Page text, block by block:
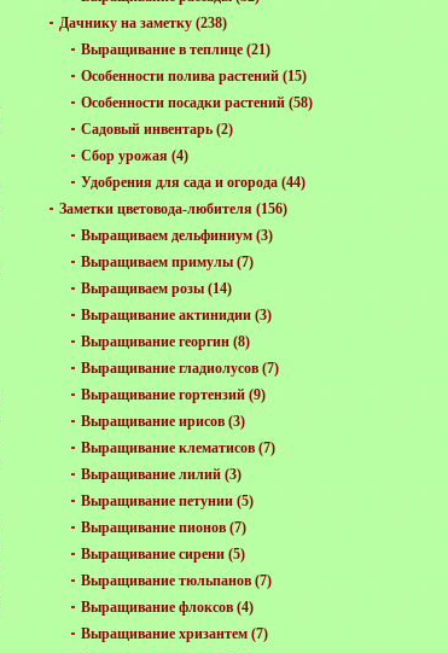
Дачнику на заметку (238)
Выращивание в теплице (21)
Особенности полива растений (15)
Особенности посадки растений (58)
Садовый инвентарь (2)
Сбор урожая (4)
Удобрения для сада и огорода (44)
Заметки цветовода-любителя (156)
Выращиваем дельфиниум (3)
Выращиваем примулы (7)
Выращиваем розы (14)
Выращивание актинидии (3)
Выращивание георгин (8)
Выращивание гладиолусов (7)
Выращивание гортензий (9)
Выращивание ирисов (3)
Выращивание клематисов (7)
Выращивание лилий (3)
Выращивание петунии (5)
Выращивание пионов (7)
Выращивание сирени (5)
Выращивание тюльпанов (7)
Выращивание флоксов (4)
Выращивание хризантем (7)